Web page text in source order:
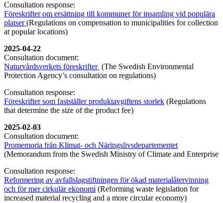
Consultation response:
Föreskrifter om ersättning till kommuner för insamling vid populära
platser(Regulations on compensation to municipalities for collection
at popular locations)
2025-04-22
Consultation document:
Naturvårdsverkets föreskrifter (The Swedish Environmental
Protection Agency’s consultation on regulations)
Consultation response:
Föreskrifter som fastställer produktavgiftens storlek (Regulations
that determine the size of the product fee)
2025-02-03
Consultation document:
Promemoria från Klimat- och Näringslivsdepartementet
(Memorandum from the Swedish Ministry of Climate and Enterprise
Consultation response:
Reformering av avfallslagstiftningen för ökad materialåtervinning
och för mer cirkulär ekonomi (Reforming waste legislation for
increased material recycling and a more circular economy)